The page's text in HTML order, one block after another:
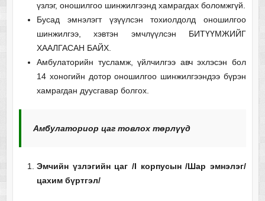
үзлэг, оношилгоо шинжилгээнд хамрагдах боломжгүй.
Бусад эмнэлэгт үзүүлсэн тохиолдолд оношилгоо
шинжилгээ, хэвтэн эмчлүүлсэн БИТҮҮМЖИЙГ
ХААЛГАСАН БАЙХ.
Амбулаторийн тусламж, үйлчилгээ авч эхлэсэн бол
14 хоногийн дотор оношилгоо шинжилгээндээ бүрэн
хамрагдан дуусгавар болгох.
Амбулаториор цаг товлох төрлүүд
Эмчийн үзлэгийн цаг /I корпусын /Шар эмнэлэг/
цахим бүртгэл/